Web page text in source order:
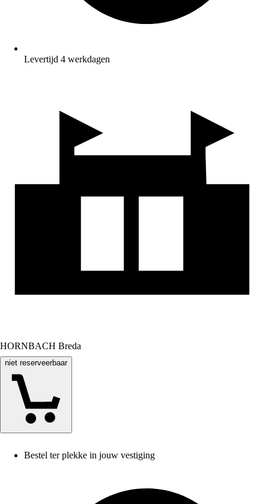
Levertijd 4 werkdagen
HORNBACH Breda
niet reserveerbaar
Bestel ter plekke in jouw vestiging